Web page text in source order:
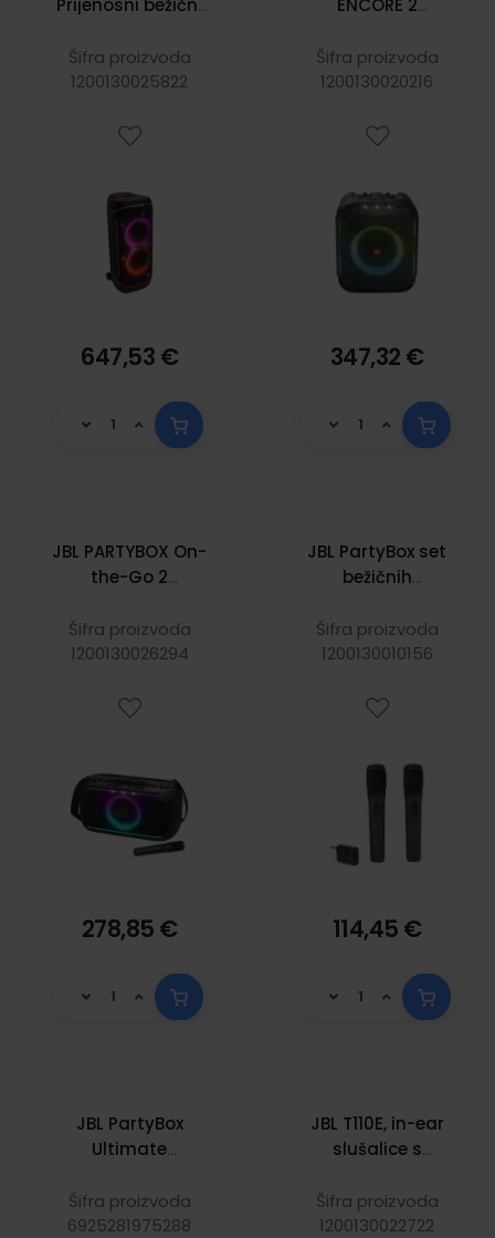
Prijenosni bežični
velike snage
800W, do 15h
IPX4, crni
Šifra proizvoda
1200130025822
647,53 €
ENCORE 2
BT zvučnik s
mikrofonom,
osvjetljenje, USB
Šifra proizvoda
1200130020216
347,32 €
JBL PARTYBOX On-
the-Go 2
bluetooth zvučnik
velike snage
RGB osvjetljenje,
Šifra proizvoda
1200130026294
278,85 €
JBL PartyBox set
bežičnih
Šifra proizvoda
1200130010156
114,45 €
JBL PartyBox
Ultimate
bluetooth zvučnik
velike snage
Šifra proizvoda
6925281975288
JBL T110E, in-ear
slušalice s
upravljanjem s
jednom tipkom,
Šifra proizvoda
1200130022722